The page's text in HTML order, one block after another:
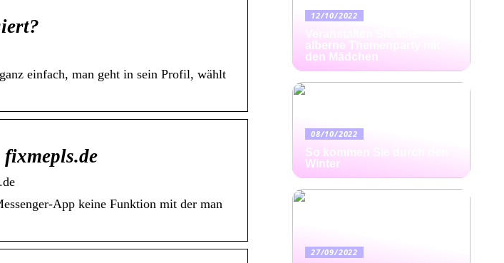
einfach, man geht in sein Profil, wählt
App keine Funktion mit der man
12/10/2022
Veranstalten Sie eine
alberne Themenparty mit
den Mädchen
08/10/2022
So kommen Sie durch den
Winter
27/09/2022